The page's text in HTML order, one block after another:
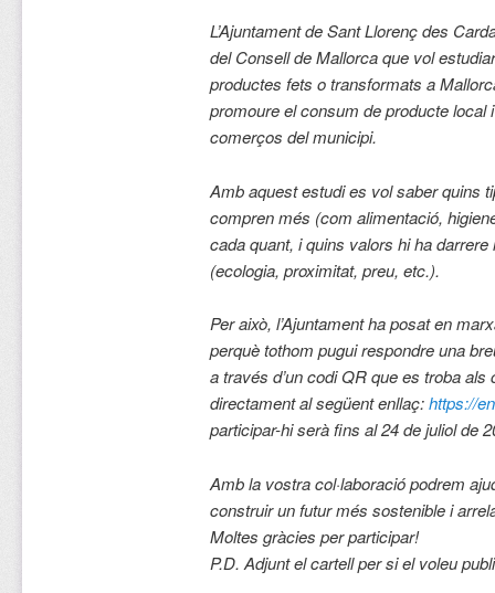
L’Ajuntament de Sant Llorenç des
del Consell de Mallorca que vol
productes fets o transformats a
promoure el consum de producte local
comerços del municipi.
Amb aquest estudi es vol saber quins
compren més (com alimentació,
cada quant, i quins valors hi ha
(ecologia, proximitat, preu, etc.).
Per això, l’Ajuntament ha posat en
perquè tothom pugui respondre una
a través d’un codi QR que es troba
directament al següent enllaç:https://
participar-hi serà fins al 24 de juliol de
Amb la vostra col·laboració podrem
construir un futur més sostenible i
Moltes gràcies per participar!
P.D. Adjunt el cartell per si el voleu